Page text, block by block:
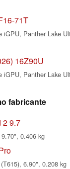
71T
iGPU, Panther Lake
16Z90U
iGPU, Panther Lake
fabricante
2 9.7
0.406 kg
6.90", 0.208 kg